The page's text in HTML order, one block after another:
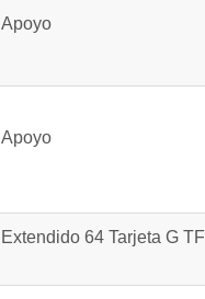
Apoyo
Apoyo
Extendido 64 Tarjeta G TF